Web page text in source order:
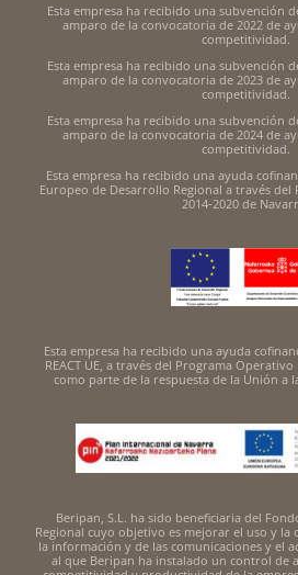
Esta empresa ha recibido una subvención
amparo de la convocatoria de 2022 de
competitividad.
Esta empresa ha recibido una subvención
amparo de la convocatoria de 2023 de
competitividad.
Esta empresa ha recibido una subvención
amparo de la convocatoria de 2024 de
competitividad.
Esta empresa ha recibido una ayuda
Europeo de Desarrollo Regional a través del
2014-2020 de
Esta empresa ha recibido una ayuda
REACT UE, a través del Programa Operativo
como parte de la respuesta de la Unión a
Beripan, S.L. ha sido beneficiaria del
Regional cuyo objetivo es mejorar el uso y la
la información y de las comunicaciones y el
al que Beripan ha instalado un control de